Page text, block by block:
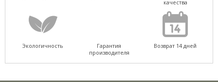
качества
Экологичность
Гарантия
производителя
Возврат 14 дней